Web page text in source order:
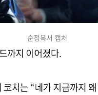
순정복서 캡처
까지 이어졌다.
치는 “네가 지금까지